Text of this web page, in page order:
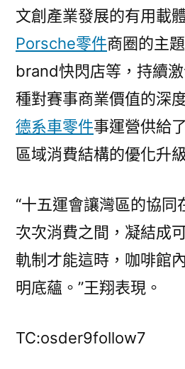
文創產業發展的有用載
Porsche零件商圈的主
brand快閃店等，持續
種對賽事商業價值的深
德系車零件事運營供給
區域消費結構的優化升
“十五運會讓灣區的協同
次次消費之間，凝結成
軌制才能這時，咖啡館
明底蘊。”王翔表現。
TC:osder9follow7